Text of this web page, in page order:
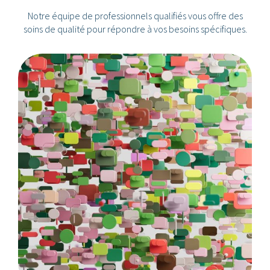
Notre équipe de professionnels qualifiés vous offre des
soins de qualité pour répondre à vos besoins spécifiques.